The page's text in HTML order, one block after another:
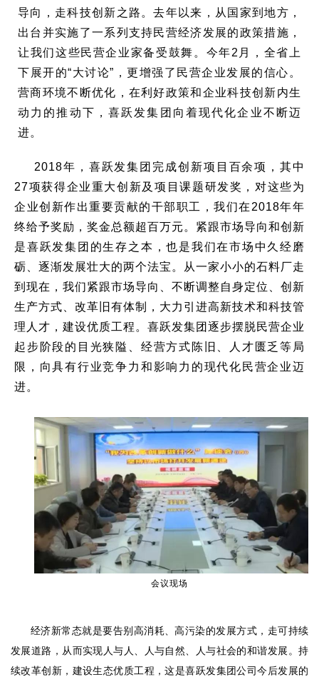
导向，走科技创新之路。去年以来，从国家到地方，
出台并实施了一系列支持民营经济发展的政策措施，
让我们这些民营企业家备受鼓舞。今年2月，全省上
下展开的“大讨论”，更增强了民营企业发展的信心。
营商环境不断优化，在利好政策和企业科技创新内生
动力的推动下，喜跃发集团向着现代化企业不断迈
进。
2018年，喜跃发集团完成创新项目百余项，其中
27项获得企业重大创新及项目课题研发奖，对这些为
企业创新作出重要贡献的干部职工，我们在2018年年
终给予奖励，奖金总额超百万元。紧跟市场导向和创新
是喜跃发集团的生存之本，也是我们在市场中久经磨
砺、逐渐发展壮大的两个法宝。从一家小小的石料厂走
到现在，我们紧跟市场导向、不断调整自身定位、创新
生产方式、改革旧有体制，大力引进高新技术和科技管
理人才，建设优质工程。喜跃发集团逐步摆脱民营企业
起步阶段的目光狭隘、经营方式陈旧、人才匮乏等局
限，向具有行业竞争力和影响力的现代化民营企业迈
进。
会议现场
经济新常态就是要告别高消耗、高污染的发展方式，走可持续
发展道路，从而实现人与人、人与自然、人与社会的和谐发展。持
续改革创新，建设生态优质工程，这是喜跃发集团公司今后发展的